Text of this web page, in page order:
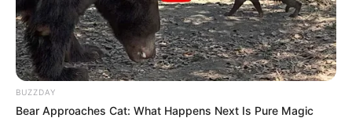
BUZZDAY
Bear Approaches Cat: What Happens Next Is Pure Magic